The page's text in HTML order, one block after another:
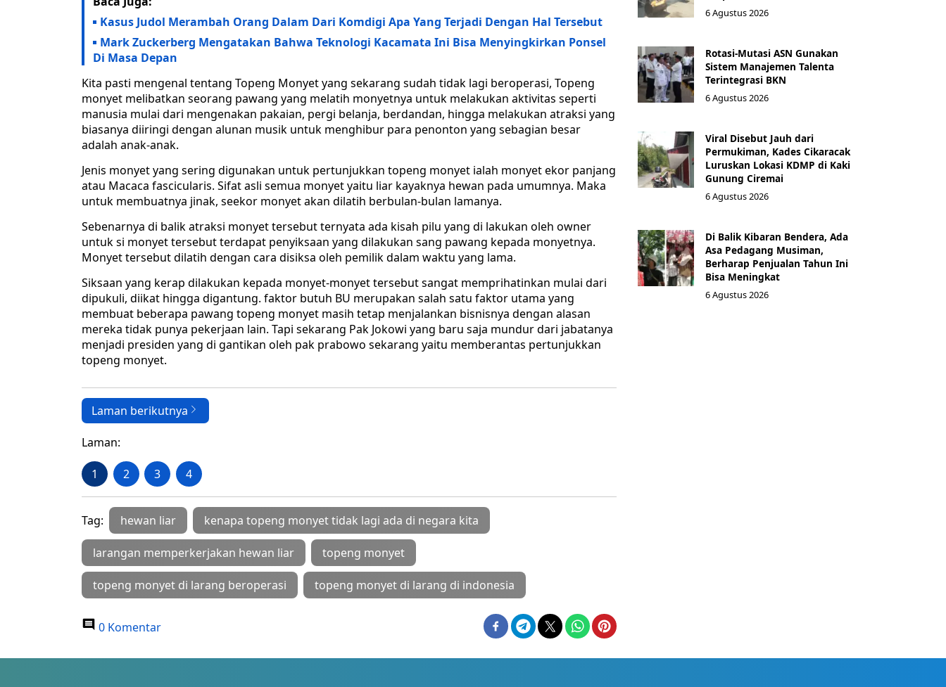
Kasus Judol Merambah Orang Dalam Dari Komdigi Apa Yang Terjadi Dengan Hal Tersebut
Mark Zuckerberg Mengatakan Bahwa Teknologi Kacamata Ini Bisa Menyingkirkan Ponsel
Di Masa Depan
Kita pasti mengenal tentang Topeng Monyet yang sekarang sudah tidak lagi beroperasi, Topeng
monyet melibatkan seorang pawang yang melatih monyetnya untuk melakukan aktivitas seperti
manusia mulai dari mengenakan pakaian, pergi belanja, berdandan, hingga melakukan atraksi yang
biasanya diiringi dengan alunan musik untuk menghibur para penonton yang sebagian besar
adalah anak-anak.
Jenis monyet yang sering digunakan untuk pertunjukkan topeng monyet ialah monyet ekor panjang
atau Macaca fascicularis. Sifat asli semua monyet yaitu liar kayaknya hewan pada umumnya. Maka
untuk membuatnya jinak, seekor monyet akan dilatih berbulan-bulan lamanya.
Sebenarnya di balik atraksi monyet tersebut ternyata ada kisah pilu yang di lakukan oleh owner
untuk si monyet tersebut terdapat penyiksaan yang dilakukan sang pawang kepada monyetnya.
Monyet tersebut dilatih dengan cara disiksa oleh pemilik dalam waktu yang lama.
Siksaan yang kerap dilakukan kepada monyet-monyet tersebut sangat memprihatinkan mulai dari
dipukuli, diikat hingga digantung. faktor butuh BU merupakan salah satu faktor utama yang
membuat beberapa pawang topeng monyet masih tetap menjalankan bisnisnya dengan alasan
mereka tidak punya pekerjaan lain. Tapi sekarang Pak Jokowi yang baru saja mundur dari jabatanya
menjadi presiden yang di gantikan oleh pak prabowo sekarang yaitu memberantas pertunjukkan
topeng monyet.
Laman berikutnya
Laman:
1 2 3 4
Tag: hewan liar kenapa topeng monyet tidak lagi ada di negara kita
larangan memperkerjakan hewan liar topeng monyet
topeng monyet di larang beroperasi topeng monyet di larang di indonesia
0 Komentar
6 Agustus 2026
Rotasi-Mutasi ASN Gunakan
Sistem Manajemen Talenta
Terintegrasi BKN
6 Agustus 2026
Viral Disebut Jauh dari
Permukiman, Kades Cikaracak
Luruskan Lokasi KDMP di Kaki
Gunung Ciremai
6 Agustus 2026
Di Balik Kibaran Bendera, Ada
Asa Pedagang Musiman,
Berharap Penjualan Tahun Ini
Bisa Meningkat
6 Agustus 2026